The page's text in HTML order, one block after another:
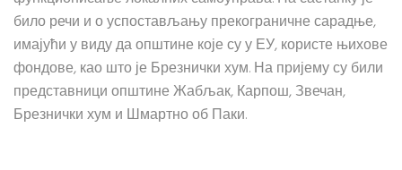
било речи и о успостављању прекограничне сарадње,
имајући у виду да општине које су у ЕУ, користе њихове
фондове, као што је Брезнички хум. На пријему су били
представници општине Жабљак, Карпош, Звечан,
Брезнички хум и Шмартно об Паки.